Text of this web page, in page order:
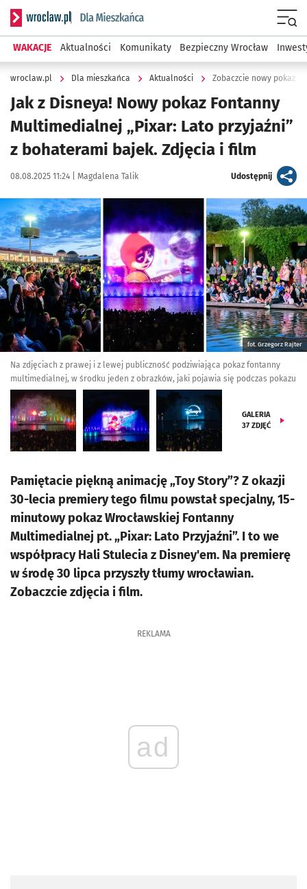
Serwis informacyjny wroclaw.pl podserwis: Dla mieszkańca
WAKACJE Aktualności Komunikaty Bezpieczny Wrocław
wroclaw.pl Dla mieszkańca Aktualności Zobaczcie nowy pokaz
Jak z Disneya! Nowy pokaz Fontanny
Multimedialnej „Pixar: Lato przyjaźni”
z bohaterami bajek. Zdjęcia i film
Data publikacji:
08.08.2025 11:24 | Autor:
Magdalena Talik Udostępnijartykuł
Kliknij, aby zobaczyć galerię
fot. Grzegorz Rajter
Na zdjęciach z prawej i z lewej publiczność podziwiająca pokaz fontanny
multimedialnej, w środku jeden z obrazków, jaki pojawia się podczas pokazu
GALERIA
37 ZDJĘĆ
Pamiętacie piękną animację „Toy Story”? Z okazji
30-lecia premiery tego filmu powstał specjalny, 15-
minutowy pokaz Wrocławskiej Fontanny
Multimedialnej pt. „Pixar: Lato Przyjaźni”. I to we
współpracy Hali Stulecia z Disney'em. Na premierę
w środę 30 lipca przyszły tłumy wrocławian.
Zobaczcie zdjęcia i film.
REKLAMA
ad